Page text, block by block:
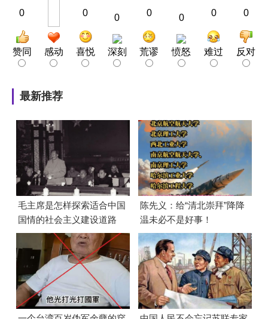
0
赞同 感动
0
喜悦
0
深刻
0
荒谬
0
愤怒
0
难过
0
反对
最新推荐
毛主席是怎样探索适合中国
国情的社会主义建设道路
的？
陈先义：给“清北崇拜”降降
温未必不是好事！